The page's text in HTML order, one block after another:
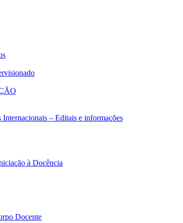
– Editais e informações
à Docência
Docente